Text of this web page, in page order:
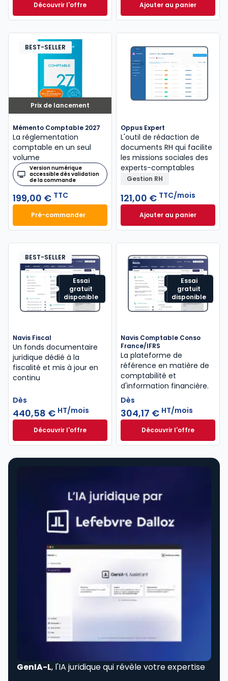
Découvrir l'offreGenIA-L Expert-comptable à partir de
Dès
Ajouter au panier
Mémento Fiscal
Prix de lancement
BEST-SELLER
Mémento Comptable 2027
La réglementation
comptable en un seul
volume
Version numérique
accessible dès validation
de la commande
199,00 € TTC
Pré-commanderMémento Comptable 2027 à 199,00 € TTC
Oppus Expert
L'outil de rédaction de
documents RH qui facilite
les missions sociales des
experts-comptables
Gestion RH
121,00 € TTC/mois
Ajouter au panier
Oppus Expert à
Essai
gratuit
disponible
BEST-SELLER
Navis Fiscal
Un fonds documentaire
juridique dédié à la
fiscalité et mis à jour en
continu
Dès
440,58 € HT/mois
Découvrir l'offreNavis Fiscal à partir de
Dès
Essai
gratuit
disponible
Navis Comptable Conso
France/IFRS
La plateforme de
référence en matière de
comptabilité et
d'information financière.
Dès
304,17 € HT/mois
Découvrir l'offreNavis Comptable
Dès
GenIA-L, l'IA juridique qui révèle votre expertise